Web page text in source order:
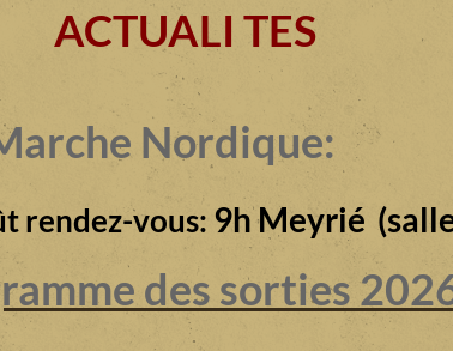
ACTUALI TES
Nordique:
rendez-vous: 9h Meyrié
des sorties